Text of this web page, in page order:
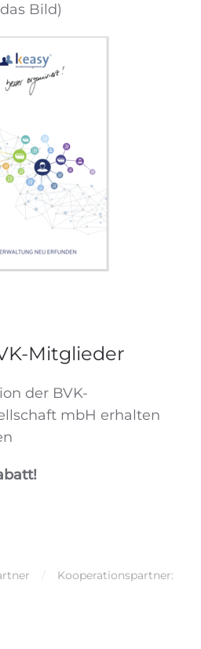
Bild)
Mitglieder
der BVK-
mbH erhalten
!
Kooperationspartner: